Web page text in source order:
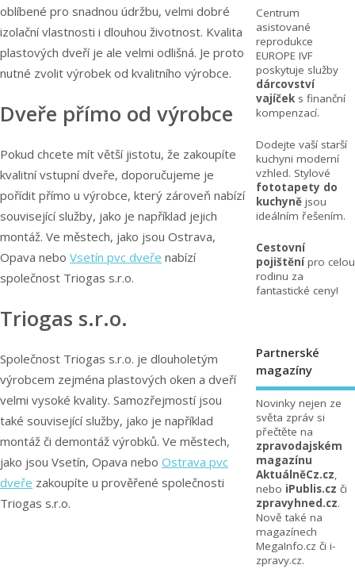
oblíbené pro snadnou údržbu, velmi dobré
izolační vlastnosti i dlouhou životnost. Kvalita
plastových dveří je ale velmi odlišná. Je proto
nutné zvolit výrobek od kvalitního výrobce.
Dveře přímo od výrobce
Pokud chcete mít větší jistotu, že zakoupíte
kvalitní vstupní dveře, doporučujeme je
pořídit přímo u výrobce, který zároveň nabízí
související služby, jako je například jejich
montáž. Ve městech, jako jsou Ostrava,
Opava nebo Vsetín pvc dveře nabízí
společnost Triogas s.r.o.
Triogas s.r.o.
Společnost Triogas s.r.o. je dlouholetým
výrobcem zejména plastových oken a dveří
velmi vysoké kvality. Samozřejmostí jsou
také související služby, jako je například
montáž či demontáž výrobků. Ve městech,
jako jsou Vsetín, Opava nebo Ostrava pvc
dveře zakoupíte u prověřené společnosti
Triogas s.r.o.
Centrum
asistované
reprodukce
EUROPE IVF
poskytuje služby
dárcovství
vajíčeks finanční
kompenzací.
Dodejte vaší starší
kuchyni moderní
vzhled. Stylové
fototapety do
kuchynějsou
ideálním řešením.
Cestovní
pojištěnípro celou
rodinu za
fantastické ceny!
Partnerské
magazíny
Novinky nejen ze
světa zpráv si
přečtěte na
zpravodajském
magazínu
AktuálněCz.cz,
nebo iPublis.cz či
zpravyhned.cz.
Nově také na
magazínech
MegaInfo.cz či i-
zpravy.cz.